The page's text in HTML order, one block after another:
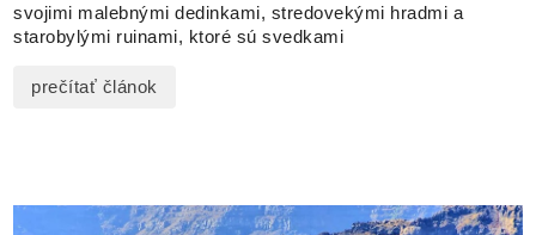
svojimi malebnými dedinkami, stredovekými hradmi a
starobylými ruinami, ktoré sú svedkami
prečítať článok